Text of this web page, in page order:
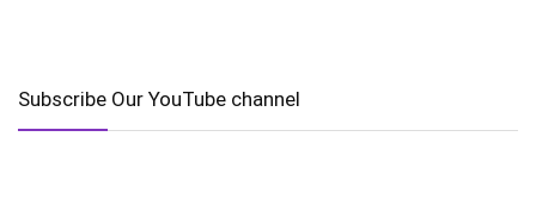
Subscribe Our YouTube channel